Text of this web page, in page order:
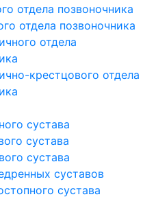
отдела позвоночника
отдела позвоночника
отдела
крестцового отдела
сустава
сустава
сустава
суставов
сустава